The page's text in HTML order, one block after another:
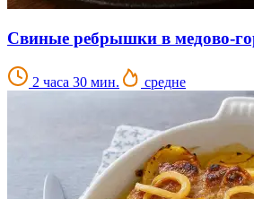
Свиные ребрышки в медово-
2 часа 30 мин. средне